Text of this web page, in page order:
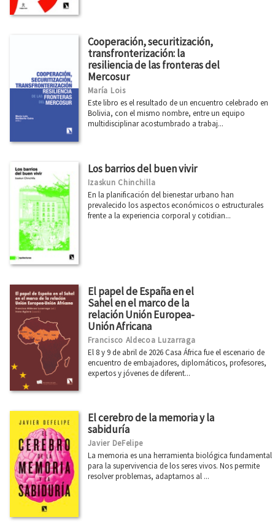
Cooperación, securitización,
transfronterización: la
resiliencia de las fronteras del
Mercosur
María Lois
Este libro es el resultado de un encuentro celebrado en
Bolivia, con el mismo nombre, entre un equipo
multidisciplinar acostumbrado a trabaj...
Los barrios del buen vivir
Izaskun Chinchilla
En la planificación del bienestar urbano han
prevalecido los aspectos económicos o estructurales
frente a la experiencia corporal y cotidian...
El papel de España en el
Sahel en el marco de la
relación Unión Europea-
Unión Africana
Francisco Aldecoa Luzarraga
El 8 y 9 de abril de 2026 Casa África fue el escenario de
encuentro de embajadores, diplomáticos, profesores,
expertos y jóvenes de diferent...
El cerebro de la memoria y la
sabiduría
Javier DeFelipe
La memoria es una herramienta biológica fundamental
para la supervivencia de los seres vivos. Nos permite
resolver problemas, adaptarnos al ...